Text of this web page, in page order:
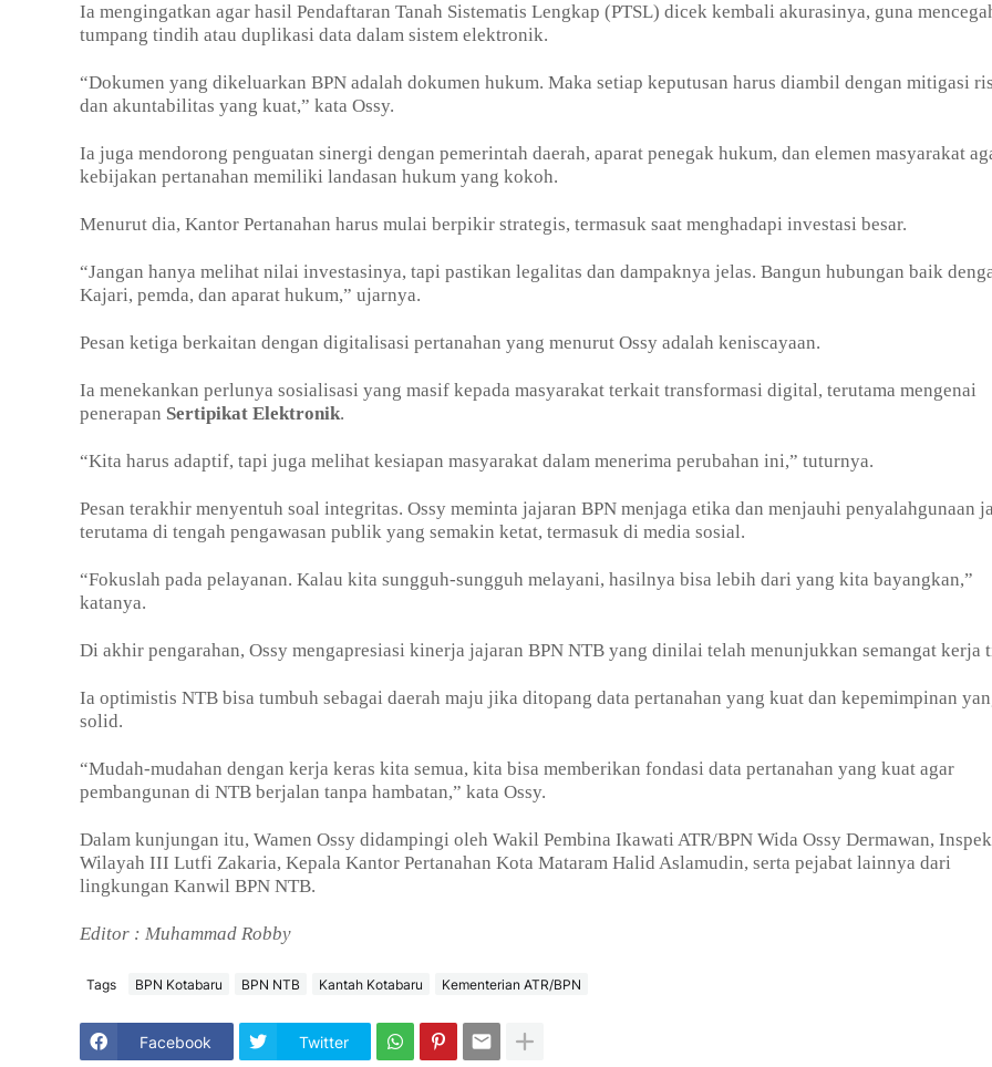
Ia mengingatkan agar hasil Pendaftaran Tanah Sistematis Lengkap (PTSL) dicek kembali akurasinya, guna
tumpang tindih atau duplikasi data dalam sistem elektronik.
“Dokumen yang dikeluarkan BPN adalah dokumen hukum. Maka setiap keputusan harus diambil dengan mitigasi
dan akuntabilitas yang kuat,” kata Ossy.
Ia juga mendorong penguatan sinergi dengan pemerintah daerah, aparat penegak hukum, dan elemen masyarakat
kebijakan pertanahan memiliki landasan hukum yang kokoh.
Menurut dia, Kantor Pertanahan harus mulai berpikir strategis, termasuk saat menghadapi investasi besar.
“Jangan hanya melihat nilai investasinya, tapi pastikan legalitas dan dampaknya jelas. Bangun hubungan baik
Kajari, pemda, dan aparat hukum,” ujarnya.
Pesan ketiga berkaitan dengan digitalisasi pertanahan yang menurut Ossy adalah keniscayaan.
Ia menekankan perlunya sosialisasi yang masif kepada masyarakat terkait transformasi digital, terutama mengenai
penerapan Sertipikat Elektronik.
“Kita harus adaptif, tapi juga melihat kesiapan masyarakat dalam menerima perubahan ini,” tuturnya.
Pesan terakhir menyentuh soal integritas. Ossy meminta jajaran BPN menjaga etika dan menjauhi penyalahgunaan
terutama di tengah pengawasan publik yang semakin ketat, termasuk di media sosial.
“Fokuslah pada pelayanan. Kalau kita sungguh-sungguh melayani, hasilnya bisa lebih dari yang kita bayangkan,”
katanya.
Di akhir pengarahan, Ossy mengapresiasi kinerja jajaran BPN NTB yang dinilai telah menunjukkan semangat
Ia optimistis NTB bisa tumbuh sebagai daerah maju jika ditopang data pertanahan yang kuat dan kepemimpinan
solid.
“Mudah-mudahan dengan kerja keras kita semua, kita bisa memberikan fondasi data pertanahan yang kuat agar
pembangunan di NTB berjalan tanpa hambatan,” kata Ossy.
Dalam kunjungan itu, Wamen Ossy didampingi oleh Wakil Pembina Ikawati ATR/BPN Wida Ossy Dermawan,
Wilayah III Lutfi Zakaria, Kepala Kantor Pertanahan Kota Mataram Halid Aslamudin, serta pejabat lainnya dari
lingkungan Kanwil BPN NTB.
Editor : Muhammad Robby
Tags BPN Kotabaru BPN NTB Kantah Kotabaru Kementerian ATR/BPN
Facebook Twitter